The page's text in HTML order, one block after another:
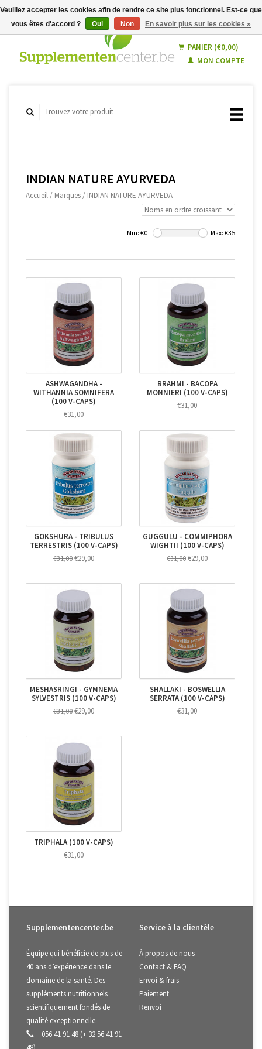
Français
PANIER (€0,00)
MON COMPTE
INDIAN NATURE AYURVEDA
Accueil / Marques / INDIAN NATURE AYURVEDA
Min: €0 Max: €35
ASHWAGANDHA -
WITHANNIA SOMNIFERA
(100 V-CAPS)
€31,00
BRAHMI - BACOPA
MONNIERI (100 V-CAPS)
€31,00
GOKSHURA - TRIBULUS
TERRESTRIS (100 V-CAPS)
€31,00 €29,00
GUGGULU - COMMIPHORA
WIGHTII (100 V-CAPS)
€31,00 €29,00
MESHASRINGI - GYMNEMA
SYLVESTRIS (100 V-CAPS)
€31,00 €29,00
SHALLAKI - BOSWELLIA
SERRATA (100 V-CAPS)
€31,00
TRIPHALA (100 V-CAPS)
€31,00
Supplementencenter.be
Équipe qui bénéficie de plus de
40 ans d’expérience dans le
domaine de la santé. Des
suppléments nutritionnels
scientifiquement fondés de
qualité exceptionnelle.
056 41 91 48 (+ 32 56 41 91
Service à la clientèle
À propos de nous
Contact & FAQ
Envoi & frais
Paiement
Renvoi
Veuillez accepter les cookies afin de rendre ce site plus fonctionnel. Est-ce que
vous êtes d'accord ?
Oui Non En savoir plus sur les cookies »